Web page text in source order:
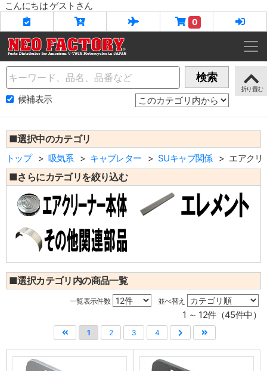
こんにちは ゲストさん
0
Name 検索
候補表示
■選択中のカテゴリ
トップ 吸気系 キャブレター SUキャブ関係 エアクリ
■さらにカテゴリを絞り込む
■選択カテゴリ内の商品一覧
一覧表示件数 並べ替え
1 ～ 12件（45件中）
1 2 3 4